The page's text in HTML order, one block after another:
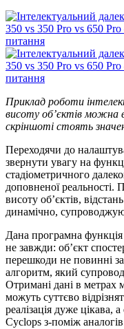
Приклад роботи
висоту об’єктів можна
скріншоті стоять
Переходячи до
звернути увагу на
стадіометричного
доповненої реальності.
висоту об’єктів,
динамічно,
Дана програмна
не завжди: об’єкт
перешкоди не повинні
алгоритм, який
Отримані дані в метрах
можуть суттєво
реалізація дуже цікава,
Cyclops з-поміж